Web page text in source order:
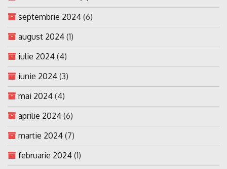
septembrie 2024 (6)
august 2024 (1)
iulie 2024 (4)
iunie 2024 (3)
mai 2024 (4)
aprilie 2024 (6)
martie 2024 (7)
februarie 2024 (1)